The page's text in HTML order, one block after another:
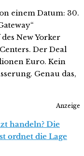
einem Datum: 30.
New Yorker
Der Deal
Euro. Kein
Genau das,
Anzeige
handeln? Die
ordnet die Lage